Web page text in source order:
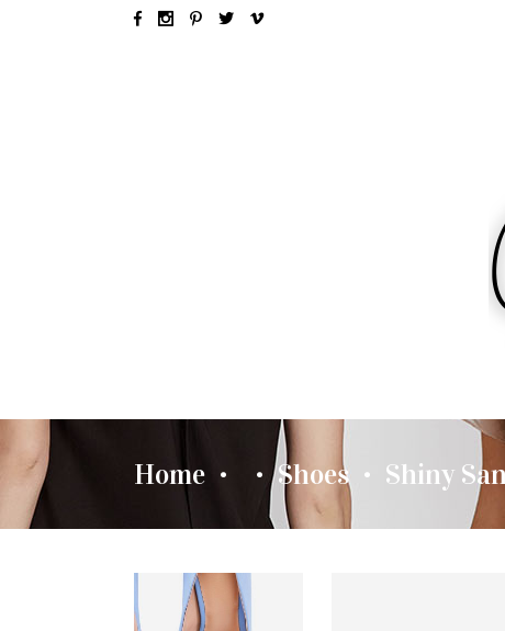
Home • • Shoes • Shiny